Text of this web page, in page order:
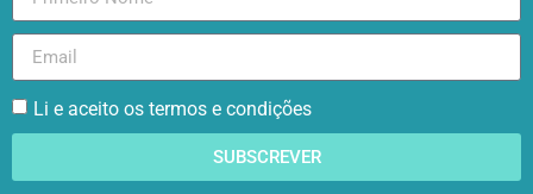
Li e aceito os termos e condições
SUBSCREVER